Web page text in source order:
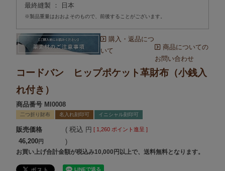
最終縫製 ： 日本
※製品重量はおおよそのもので、前後することがございます。
購入・返品につ
いて
商品についての
お問い合わせ
コードバン ヒップポケット革財布（小銭入
れ付き）
商品番号 MI0008
二つ折り財布 名入れ刻印可 イニシャル刻印可
販売価格
46,200
税込 [ 1,260 ポイント進呈 ]
お買い上げ合計金額が税込み10,000円以上で、送料無料となります。